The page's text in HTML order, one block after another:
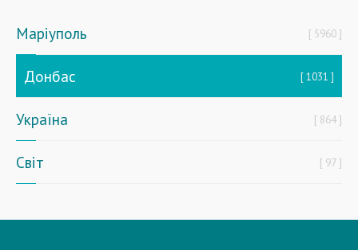
Маріуполь 5960
Донбас 1031
Україна 864
Світ 97